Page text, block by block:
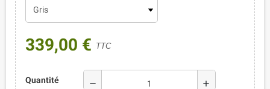
339,00 € TTC
Quantité remove add